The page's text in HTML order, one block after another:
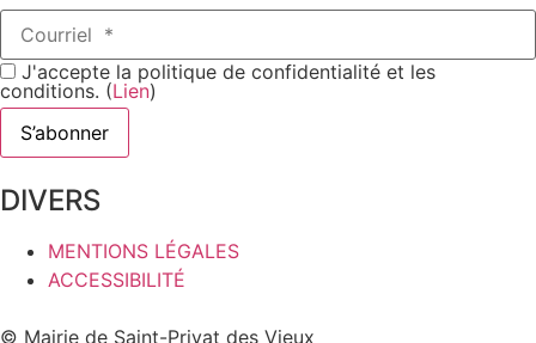
J'accepte la politique de confidentialité et les
conditions. (Lien)
DIVERS
MENTIONS LÉGALES
ACCESSIBILITÉ
© Mairie de Saint-Privat des Vieux​